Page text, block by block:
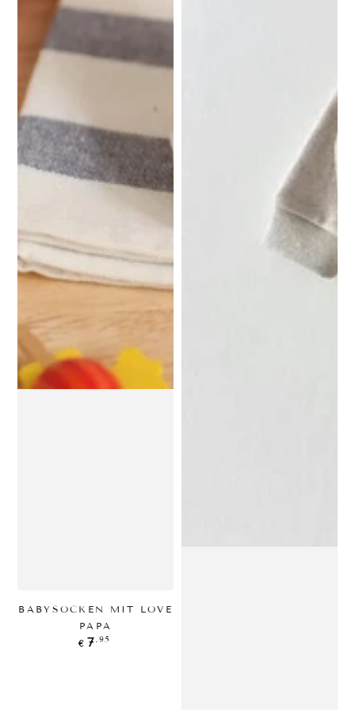
BABYSOCKEN MIT LOVE
PAPA
Regulärer
€ 7,95